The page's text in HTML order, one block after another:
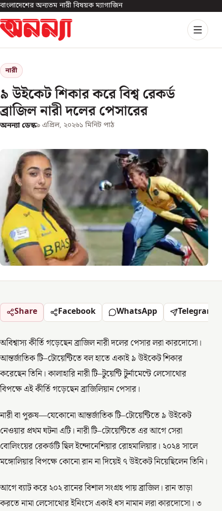
বাংলাদেশের অন্যতম নারী বিষয়ক ম্যাগাজিন
নারী
৯ উইকেট শিকার করে বিশ্ব রেকর্ড
ব্রাজিল নারী দলের পেসারের
অনন্যা ডেস্ক৯ এপ্রিল, ২০২৬১ মিনিট পাঠ
Share Facebook WhatsApp Telegram
অবিশ্বাস্য কীর্তি গড়েছেন ব্রাজিল নারী দলের পেসার লরা কারদোসো।
আন্তর্জাতিক টি–টোয়েন্টিতে বল হাতে একাই ৯ উইকেট শিকার
করেছেন তিনি। কালাহারি নারী টি–টুয়েন্টি টুর্নামেন্টে লেসোথোর
বিপক্ষে এই কীর্তি গড়েছেন ব্রাজিলিয়ান পেসার।
নারী বা পুরুষ—যেকোনো আন্তর্জাতিক টি–টোয়েন্টিতে ৯ উইকেট
নেওয়ার প্রথম ঘটনা এটি। নারী টি–টোয়েন্টিতে এর আগে সেরা
বোলিংয়ের রেকর্ডটি ছিল ইন্দোনেশিয়ার রোহমালিয়ার। ২০২৪ সালে
মঙ্গোলিয়ার বিপক্ষে কোনো রান না দিয়েই ৭ উইকেট নিয়েছিলেন তিনি।
আগে ব্যাট করে ২০২ রানের বিশাল সংগ্রহ পায় ব্রাজিল। রান তাড়া
করতে নামা লেসোথোর ইনিংসে একাই ধস নামান লরা কারদোসো। ৩